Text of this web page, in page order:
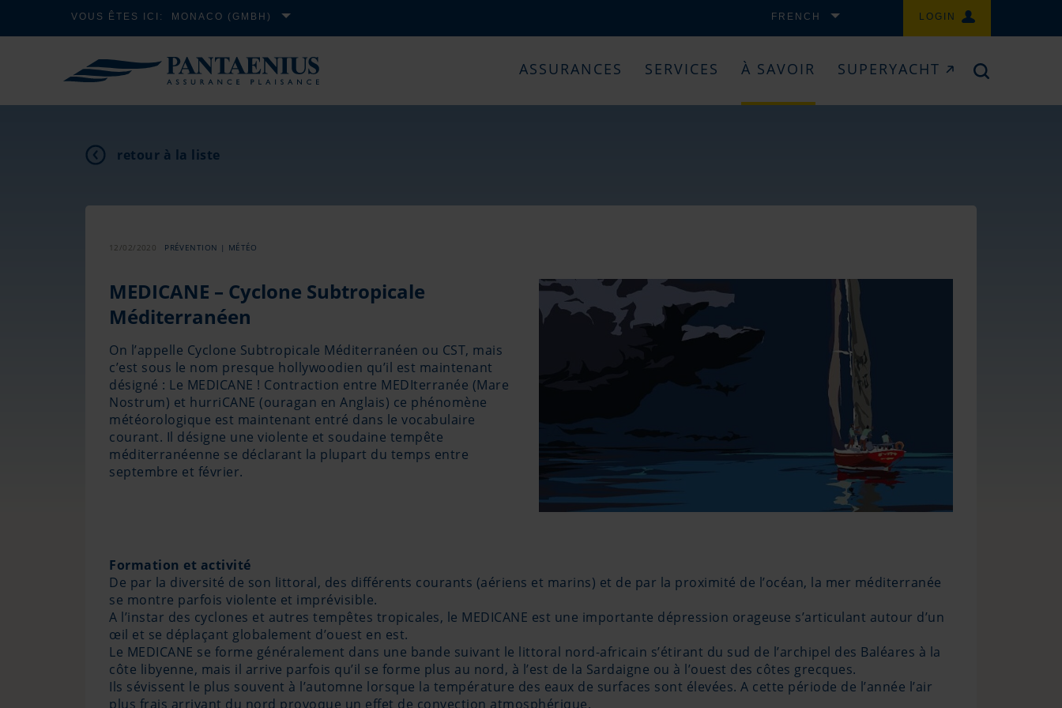
VOUS ÊTES ICI: MONACO (GMBH) FRENCH LOGIN
ASSURANCES SERVICES À SAVOIR SUPERYACHT
retour à la liste
12/02/2020 PRÉVENTION | MÉTÉO
MEDICANE – Cyclone Subtropicale
Méditerranéen
On l’appelle Cyclone Subtropicale Méditerranéen ou CST, mais
c’est sous le nom presque hollywoodien qu’il est maintenant
désigné : Le MEDICANE ! Contraction entre MEDIterranée (Mare
Nostrum) et hurriCANE (ouragan en Anglais) ce phénomène
météorologique est maintenant entré dans le vocabulaire
courant. Il désigne une violente et soudaine tempête
méditerranéenne se déclarant la plupart du temps entre
septembre et février.
Formation et activité
De par la diversité de son littoral, des différents courants (aériens et marins) et de par la proximité de l’océan, la mer méditerranée
se montre parfois violente et imprévisible.
A l’instar des cyclones et autres tempêtes tropicales, le MEDICANE est une importante dépression orageuse s’articulant autour d’un
œil et se déplaçant globalement d’ouest en est.
Le MEDICANE se forme généralement dans une bande suivant le littoral nord-africain s’étirant du sud de l’archipel des Baléares à la
côte libyenne, mais il arrive parfois qu’il se forme plus au nord, à l’est de la Sardaigne ou à l’ouest des côtes grecques.
Ils sévissent le plus souvent à l’automne lorsque la température des eaux de surfaces sont élevées. A cette période de l’année l’air
plus frais arrivant du nord provoque un effet de convection atmosphérique.